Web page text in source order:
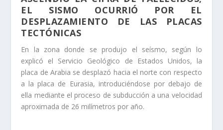
EL SISMO OCURRIÓ POR EL
DESPLAZAMIENTO DE LAS PLACAS
TECTÓNICAS
En la zona donde se produjo el seísmo, según lo
explicó el Servicio Geológico de Estados Unidos, la
placa de Arabia se desplazó hacia el norte con respecto
a la placa de Eurasia, introduciéndose por debajo de
ella mediante el proceso de subducción a una velocidad
aproximada de 26 milímetros por año.